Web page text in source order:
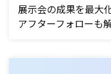
展示会の成果を最大
アフターフォローも